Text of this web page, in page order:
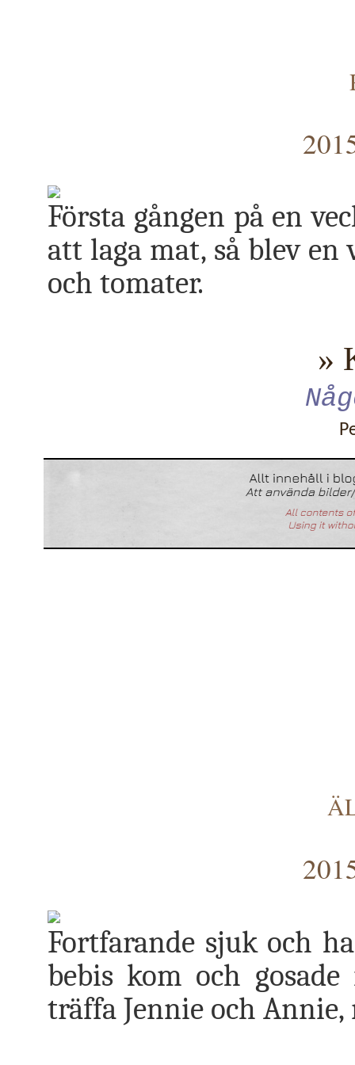
Första gången på en
att laga mat, så blev
och tomater.
»
Fortfarande sjuk och
bebis kom och
träffa Jennie och Annie,